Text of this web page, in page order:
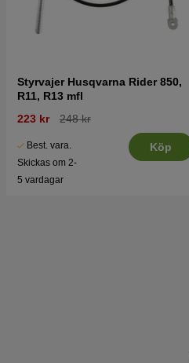
Styrvajer Husqvarna Rider 850,
R11, R13 mfl
223 kr
248 kr
Best. vara.
Skickas om 2-
5 vardagar
Köp